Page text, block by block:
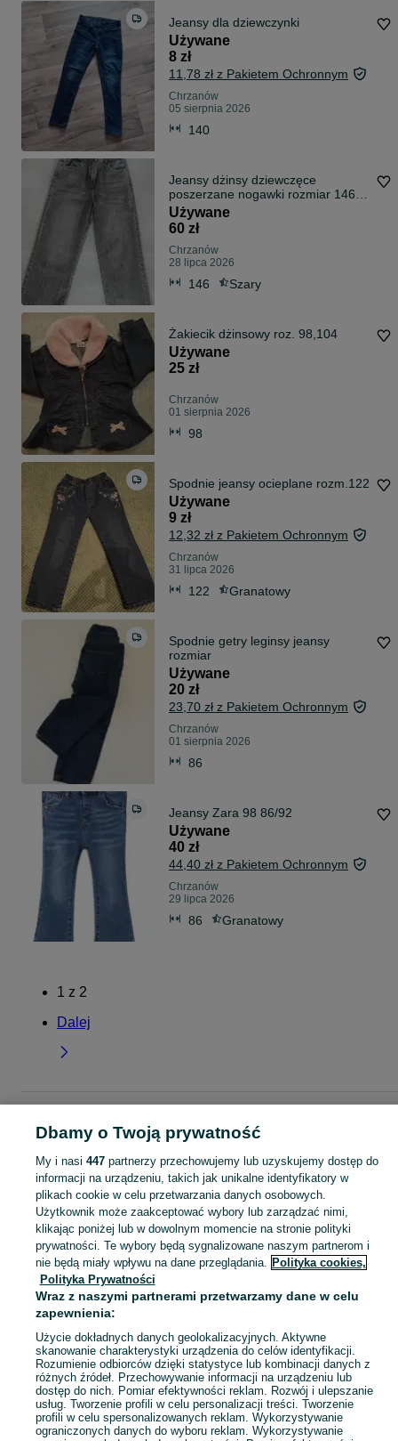
Jeansy dla dziewczynki
Używane
8 zł
11,78 zł z Pakietem Ochronnym
Chrzanów
05 sierpnia 2026
140
Jeansy dżinsy dziewczęce
poszerzane nogawki rozmiar 146
reserved
Używane
60 zł
Chrzanów
28 lipca 2026
146 Szary
Żakiecik dżinsowy roz. 98,104
Używane
25 zł
Chrzanów
01 sierpnia 2026
98
Spodnie jeansy ocieplane rozm.122
Używane
9 zł
12,32 zł z Pakietem Ochronnym
Chrzanów
31 lipca 2026
122 Granatowy
Spodnie getry leginsy jeansy
rozmiar
Używane
20 zł
23,70 zł z Pakietem Ochronnym
Chrzanów
01 sierpnia 2026
86
Jeansy Zara 98 86/92
Używane
40 zł
44,40 zł z Pakietem Ochronnym
Chrzanów
29 lipca 2026
86 Granatowy
1 z 2
Dalej
Jeansy
Jeansy - Małopolskie Jeansy - Chrzanów
KATEGORIA
garnitur dla dziewczynki spodnie dzwony dla dziewczynki , strój Zobacz
Mapa kategorii
Mapa miejscowości
Mapa ministron
Popularne wyszukiwania
Dbamy o Twoją prywatność
My i nasi 447partnerzy przechowujemy lub uzyskujemy dostęp do
informacji na urządzeniu, takich jak unikalne identyfikatory w
plikach cookie w celu przetwarzania danych osobowych.
Użytkownik może zaakceptować wybory lub zarządzać nimi,
klikając poniżej lub w dowolnym momencie na stronie polityki
prywatności. Te wybory będą sygnalizowane naszym partnerom i
nie będą miały wpływu na dane przeglądania. Polityka cookies,
Polityka Prywatności
Wraz z naszymi partnerami przetwarzamy dane w celu
zapewnienia:
Użycie dokładnych danych geolokalizacyjnych. Aktywne
skanowanie charakterystyki urządzenia do celów identyfikacji.
Rozumienie odbiorców dzięki statystyce lub kombinacji danych z
różnych źródeł. Przechowywanie informacji na urządzeniu lub
dostęp do nich. Pomiar efektywności reklam. Rozwój i ulepszanie
usług. Tworzenie profili w celu personalizacji treści. Tworzenie
profili w celu spersonalizowanych reklam. Wykorzystywanie
ograniczonych danych do wyboru reklam. Wykorzystywanie